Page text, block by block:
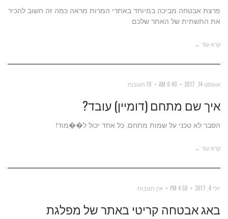
פרצת אבטחה מביכה במיוחד באתרי המרות מראה כמה זה חשוב להכיר
את התשתית של האתר שלכם
קרא עוד ←
אוגוסט 14, 2017 8:40 AM 19 תגובות
איך שם מתחם (דומיין) עובד?
הסבר לא טכני על שמות מתחם. כל אחד יכול ל��מוד!
קרא עוד ←
יולי 4, 2017 4:59 PM אין תגובות
באג אבטחה קריטי באתר של מפלגת